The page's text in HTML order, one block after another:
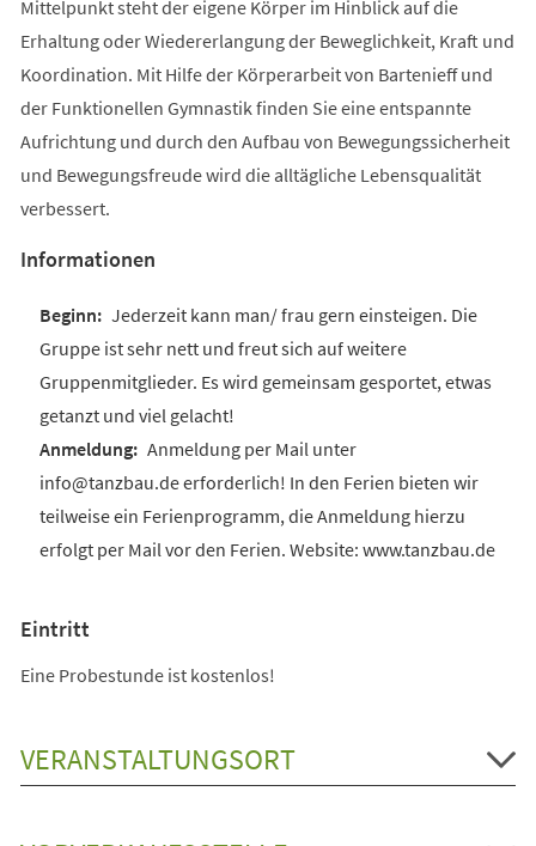
Mittelpunkt steht der eigene Körper im Hinblick auf die
Erhaltung oder Wiedererlangung der Beweglichkeit, Kraft und
Koordination. Mit Hilfe der Körperarbeit von Bartenieff und
der Funktionellen Gymnastik finden Sie eine entspannte
Aufrichtung und durch den Aufbau von Bewegungssicherheit
und Bewegungsfreude wird die alltägliche Lebensqualität
verbessert.
Informationen
Jederzeit kann man/ frau gern einsteigen. Die
Gruppe ist sehr nett und freut sich auf weitere
Gruppenmitglieder. Es wird gemeinsam gesportet, etwas
getanzt und viel gelacht!
Anmeldung per Mail unter
info@tanzbau.de erforderlich! In den Ferien bieten wir
teilweise ein Ferienprogramm, die Anmeldung hierzu
erfolgt per Mail vor den Ferien. Website: www.tanzbau.de
Eintritt
Eine Probestunde ist kostenlos!
VERANSTALTUNGSORT